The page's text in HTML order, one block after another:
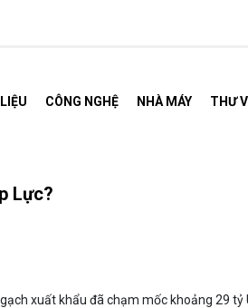
CÔNG NGHỆ NHÀ MÁY THƯ
Lực?
xuất khẩu đã chạm mốc khoảng 29 tỷ